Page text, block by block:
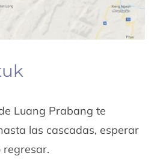
Luang Prabang te
las cascadas, esperar
regresar.